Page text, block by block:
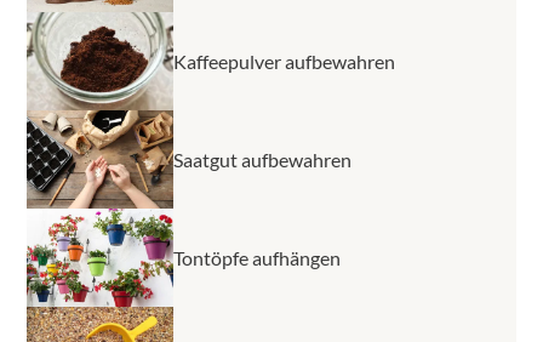
Kaffeepulver aufbewahren
Saatgut aufbewahren
Tontöpfe aufhängen